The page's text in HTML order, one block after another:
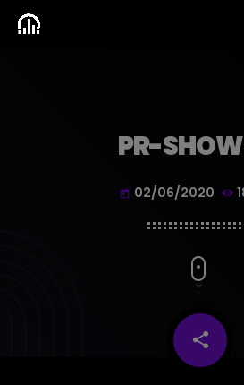
PR-
today 02/06/2020
share
email